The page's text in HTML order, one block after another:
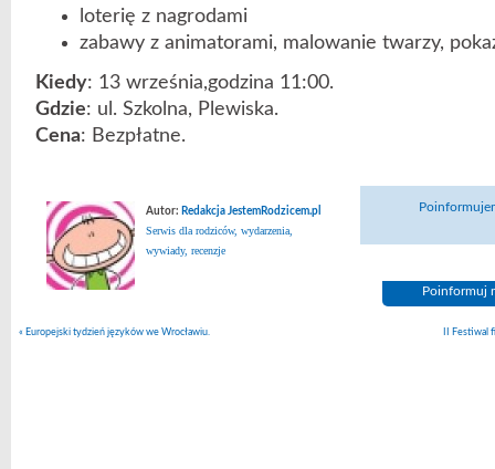
loterię z nagrodami
zabawy z animatorami, malowanie twarzy,
Kiedy: 13 września,godzina 11:00.
Gdzie: ul. Szkolna, Plewiska.
Cena: Bezpłatne.
Autor: Redakcja JestemRodzicem.pl
Serwis dla rodziców, wydarzenia,
wywiady, recenzje
Poinformuj
« Europejski tydzień języków we Wrocławiu. II Festiwal